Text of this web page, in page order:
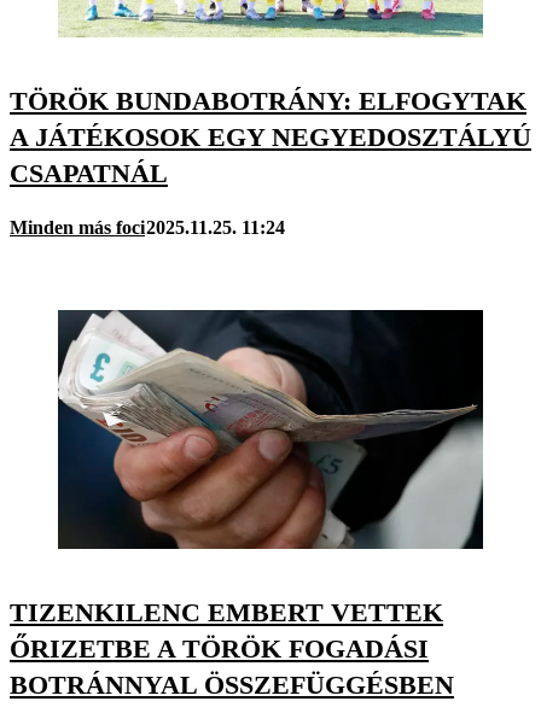
TÖRÖK BUNDABOTRÁNY: ELFOGYTAK
A JÁTÉKOSOK EGY NEGYEDOSZTÁLYÚ
CSAPATNÁL
Minden más foci2025.11.25. 11:24
TIZENKILENC EMBERT VETTEK
ŐRIZETBE A TÖRÖK FOGADÁSI
BOTRÁNNYAL ÖSSZEFÜGGÉSBEN